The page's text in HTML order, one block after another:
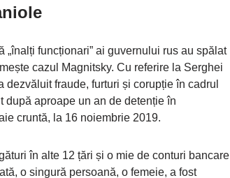
funcționari” ai guvernului rus au spălat
cazul Magnitsky. Cu referire la Serghei
fraude, furturi și corupție în cadrul
aproape un an de detenție în
cruntă, la 16 noiembrie 2019.
în alte 12 țări și o mie de conturi bancare
o singură persoană, o femeie, a fost